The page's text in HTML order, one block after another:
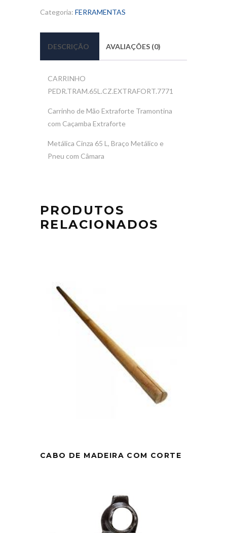
Categoria: FERRAMENTAS
DESCRIÇÃO AVALIAÇÕES (0)
CARRINHO
PEDR.TRAM.65L.CZ.EXTRAFORT.7771
Carrinho de Mão Extraforte Tramontina
com Caçamba Extraforte
Metálica Cinza 65 L, Braço Metálico e
Pneu com Câmara
PRODUTOS
RELACIONADOS
CABO DE MADEIRA COM CORTE